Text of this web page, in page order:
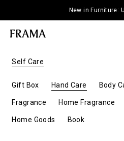
New in Furniture:
Self Care
Gift Box Hand Care Body
Fragrance Home Fragrance
Home Goods Book